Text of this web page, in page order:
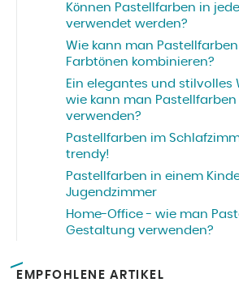
Können Pastellfarben in
verwendet werden?
Wie kann man
Farbtönen kombinieren?
Ein elegantes und stilvolles
wie kann man
verwenden?
Pastellfarben im
trendy!
Pastellfarben in einem
Jugendzimmer
Home-Office - wie man
Gestaltung verwenden?
EMPFOHLENE ARTIKEL